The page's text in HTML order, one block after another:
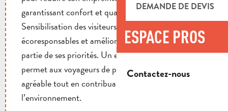
DEMANDE DE DEVIS
ESPACE PROS
Contactez-nous
garantissant confort et qualité de séjour.
Sensibilisation des visiteurs, adoption de pratiques
écoresponsables et amélioration continue font
partie de ses priorités. Un engagement fort qui
permet aux voyageurs de profiter d’un séjour
agréable tout en contribuant à la préservation de
l’environnement.